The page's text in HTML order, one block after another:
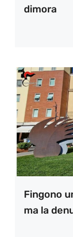
dimora
Fingono
ma la